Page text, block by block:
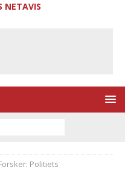
NETAVIS
Politiets